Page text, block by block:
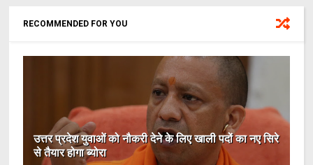
RECOMMENDED FOR YOU
उत्तर प्रदेश युवाओं को नौकरी देने के लिए खाली पदों का नए सिरे
से तैयार होगा ब्योरा